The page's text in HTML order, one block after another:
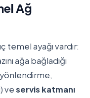
Ağ
temel ayağı vardır:
ağa bağladığı
veservis katmanı